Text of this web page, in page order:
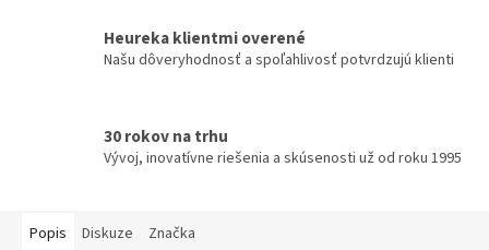
Heureka klientmi overené
Našu dôveryhodnosť a spoľahlivosť potvrdzujú klienti
30 rokov na trhu
Vývoj, inovatívne riešenia a skúsenosti už od roku 1995
Popis Diskuze Značka